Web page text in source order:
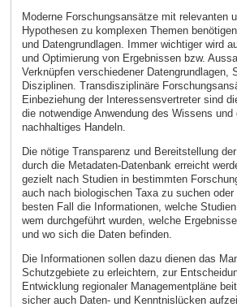
Moderne Forschungsansätze mit relevanten
Hypothesen zu komplexen Themen
und Datengrundlagen. Immer wichtiger wird
und Optimierung von Ergebnissen bzw.
Verknüpfen verschiedener Datengrundlagen,
Disziplinen. Transdisziplinäre
Einbeziehung der Interessensvertreter sind
die notwendige Anwendung des Wissens und
nachhaltiges Handeln.
Die nötige Transparenz und Bereitstellung
durch die Metadaten-Datenbank erreicht
gezielt nach Studien in bestimmten
auch nach biologischen Taxa zu suchen
besten Fall die Informationen, welche
wem durchgeführt wurden, welche
und wo sich die Daten befinden.
Die Informationen sollen dazu dienen das
Schutzgebiete zu erleichtern, zur
Entwicklung regionaler Managementpläne
sicher auch Daten- und Kenntnislücken